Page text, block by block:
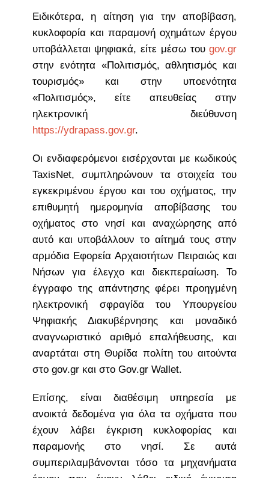
Ειδικότερα, η αίτηση για την αποβίβαση,
κυκλοφορία και παραμονή οχημάτων έργου
υποβάλλεται ψηφιακά, είτε μέσω τουgov.gr
στην ενότητα «Πολιτισμός, αθλητισμός και
τουρισμός» και στην υποενότητα
«Πολιτισμός», είτε απευθείας στην
ηλεκτρονική διεύθυνση
https://ydrapass.gov.gr.
Οι ενδιαφερόμενοι εισέρχονται με κωδικούς
TaxisNet, συμπληρώνουν τα στοιχεία του
εγκεκριμένου έργου και του οχήματος, την
επιθυμητή ημερομηνία αποβίβασης του
οχήματος στο νησί και αναχώρησης από
αυτό και υποβάλλουν το αίτημά τους στην
αρμόδια Εφορεία Αρχαιοτήτων Πειραιώς και
Νήσων για έλεγχο και διεκπεραίωση. Το
έγγραφο της απάντησης φέρει προηγμένη
ηλεκτρονική σφραγίδα του Υπουργείου
Ψηφιακής Διακυβέρνησης και μοναδικό
αναγνωριστικό αριθμό επαλήθευσης, και
αναρτάται στη Θυρίδα πολίτη του αιτούντα
στο gov.gr και στο Gov.gr Wallet.
Επίσης, είναι διαθέσιμη υπηρεσία με
ανοικτά δεδομένα για όλα τα οχήματα που
έχουν λάβει έγκριση κυκλοφορίας και
παραμονής στο νησί. Σε αυτά
συμπεριλαμβάνονται τόσο τα μηχανήματα